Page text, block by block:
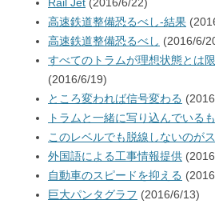
高速鉄道整備恐るべし-結果
高速鉄道整備恐るべし (2016/6/
すべてのトラムが理想状態とは
(2016/6/19)
ところ変われば信号変わる
トラムと一緒に写り込んでいる
このレベルでも脱線しないのが
外国語による工事情報提供
自動車のスピードを抑える
巨大パンタグラフ (2016/6/13)